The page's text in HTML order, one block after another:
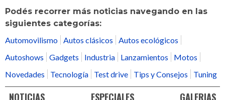
Podés recorrer más noticias navegando en las
siguientes categorías:
Automovilismo Autos clásicos
Autos ecológicos
Autoshows
Gadgets Industria Lanzamientos
Motos
Novedades
Tecnología Test drive Tips y Consejos Tuning
NOTICIAS ESPECIALES GALERIAS